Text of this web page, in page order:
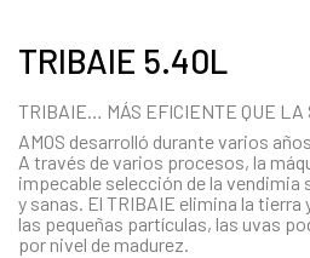
TRIBAIE 5.40L
TRIBAIE… MÁS EFICIENTE QUE LA
AMOS desarrolló durante varios
A través de varios procesos, la
impecable selección de la vendimia
y sanas. El TRIBAIE elimina la tierra
las pequeñas partículas, las uvas
por nivel de madurez.